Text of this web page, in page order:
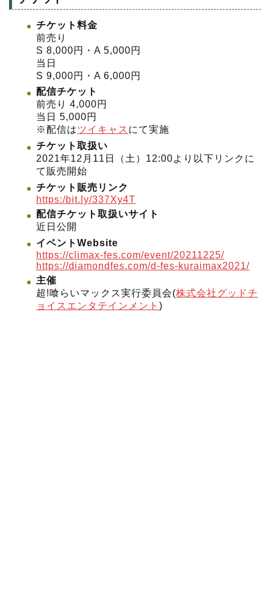
チケット料金
前売り
S 8,000円・A 5,000円
当日
S 9,000円・A 6,000円
配信チケット
前売り 4,000円
当日 5,000円
※配信はツイキャス にて実施
チケット取扱い
2021年12月11日（土）12:00より以下リンクに
て販売開始
チケット販売リンク
https:/bit.ly/337Xy4T
配信チケット取扱いサイト
近日公開
イベントWebsite
https://climax-fes.com/event/20211225/
https://diamondfes.com/d-fes-kuraimax2021/
主催
超!喰らいマックス実行委員会(株式会社グッドチ
ョイスエンタテインメント )